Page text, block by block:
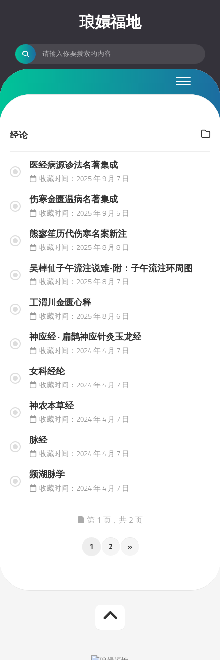
琅嬛福地
经论
医经病源诊法名著集成
收藏时间：2025 年 9 月 7 日
伤寒金匮温病名著集成
收藏时间：2025 年 9 月 5 日
熊寥笙历代伤寒名案新注
收藏时间：2025 年 8 月 8 日
吴棹仙子午流注说难-附：子午流注环周图
收藏时间：2025 年 8 月 7 日
王渭川金匮心释
收藏时间：2025 年 8 月 6 日
神应经 · 扁鹊神应针灸玉龙经
收藏时间：2024 年 4 月 7 日
女科经纶
收藏时间：2024 年 4 月 7 日
神农本草经
收藏时间：2024 年 4 月 7 日
脉经
收藏时间：2024 年 4 月 7 日
频湖脉学
收藏时间：2024 年 4 月 7 日
第 1 页，共 2 页
1 2 »